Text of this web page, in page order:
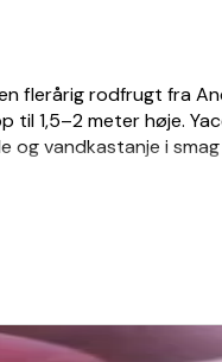
flerårig rodfrugt fra
til 1,5–2 meter høje.
og vandkastanje i
næringsrig, veldrænet
og plantes igen
sin kraftige vækst og